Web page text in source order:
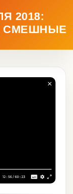
2018:
СМЕШНЫЕ